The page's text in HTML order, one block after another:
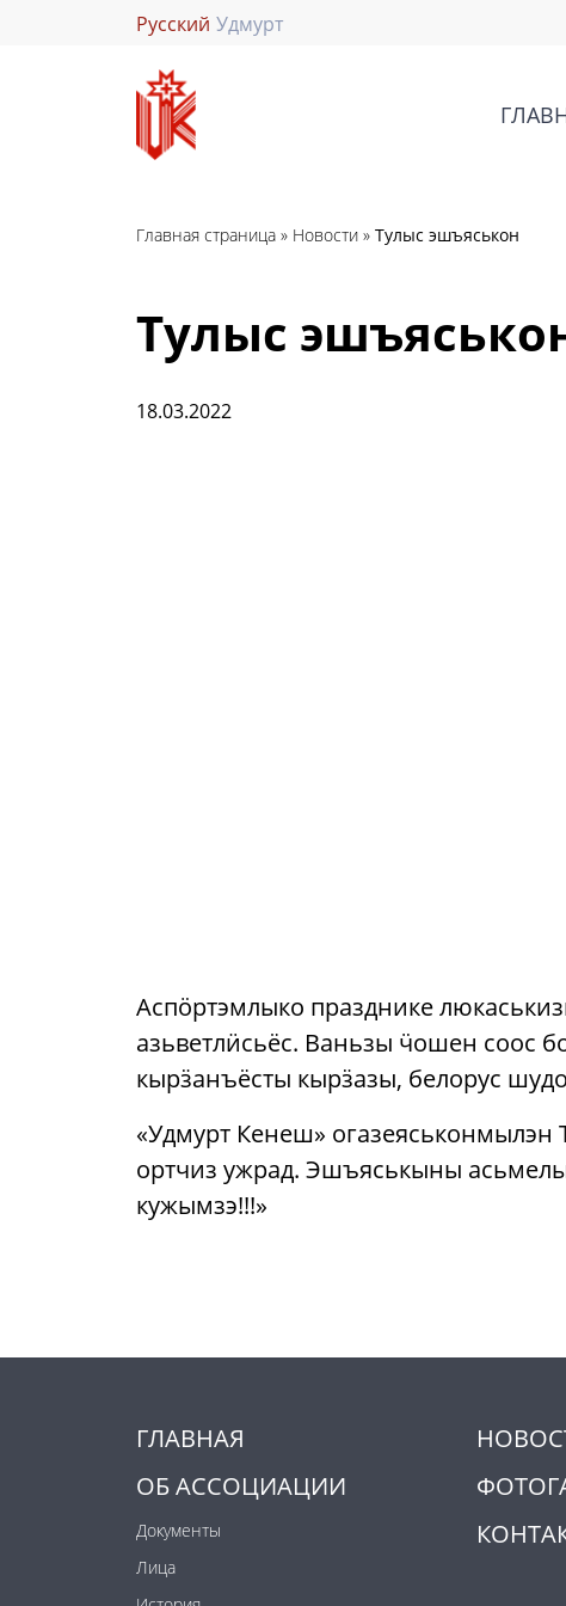
Русский Удмурт
Главная страница » Новости » Тулыс эшъяськон
Тулыс
18.03.2022
Аспӧртэмлыко празднике
азьветлӥсьёс. Ваньзы ӵошен соос
кырӟанъёсты кырӟазы, белорус
«Удмурт Кенеш» огазеяськонмылэн
ортчиз ужрад. Эшъяськыны
кужымзэ!!!»
ГЛАВНАЯ
ОБ АССОЦИАЦИИ
Документы
Лица